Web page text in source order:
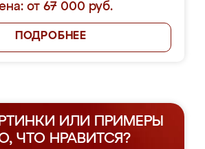
от 67 000 руб.
ПОДРОБНЕЕ
ИЛИ ПРИМЕРЫ
ЧТО НРАВИТСЯ?